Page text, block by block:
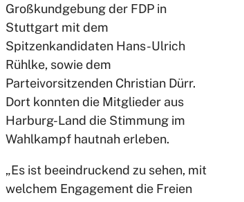
Großkundgebung der FDP in
Stuttgart mit dem
Spitzenkandidaten Hans-Ulrich
Rühlke, sowie dem
Parteivorsitzenden Christian Dürr.
Dort konnten die Mitglieder aus
Harburg-Land die Stimmung im
Wahlkampf hautnah erleben.
„Es ist beeindruckend zu sehen, mit
welchem Engagement die Freien